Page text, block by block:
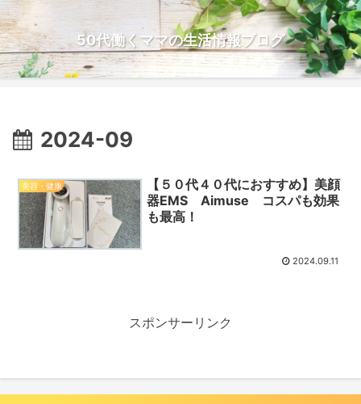
50代働くママの生活情報ブログ
2024-09
美容・健康
【５０代４０代におすすめ】美顔
器EMS Aimuse コスパも効果
も最高！
2024.09.11
スポンサーリンク